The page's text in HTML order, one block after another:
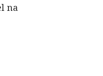
na